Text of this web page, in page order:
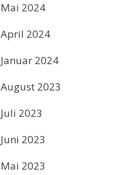
Mai 2024
April 2024
Januar 2024
August 2023
Juli 2023
Juni 2023
Mai 2023